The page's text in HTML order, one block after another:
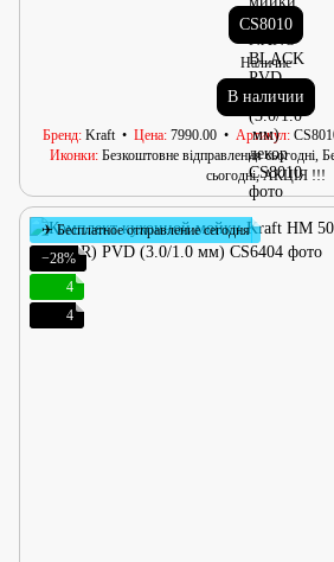
CS8010
Наличие
В наличии
Бренд Kraft Цена 7990.00 Артикул
Иконки Безкоштовне відправлення сьогодні,
сьогодні, АКЦІЯ !!!
✈ Бесплатное отправление сегодня
−28%
4
4